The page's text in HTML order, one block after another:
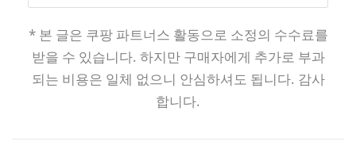
* 본 글은 쿠팡 파트너스 활동으로 소정의 수수료를
받을 수 있습니다. 하지만 구매자에게 추가로 부과
되는 비용은 일체 없으니 안심하셔도 됩니다. 감사
합니다.